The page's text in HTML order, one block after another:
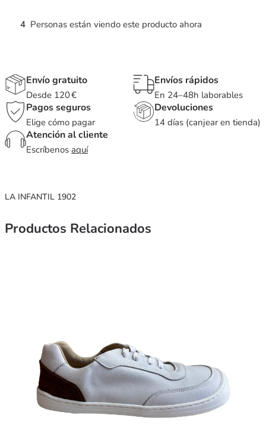
4 Personas están viendo este producto ahora
Envío gratuito
Desde 120 €
Envíos rápidos
En 24–48h laborables
Pagos seguros
Elige cómo pagar
Devoluciones
14 días (canjear en tienda)
Atención al cliente
Escríbenos aquí
LA INFANTIL 1902
Productos Relacionados